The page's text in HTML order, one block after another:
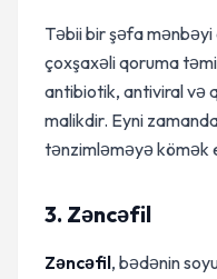
Təbii bir şəfa mənbəyi
çoxşaxəli qoruma
antibiotik, antiviral və
malikdir. Eyni
tənzimləməyə kömək
3. Zəncəfil
Zəncəfil, bədənin